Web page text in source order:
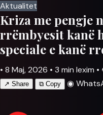
Aktualitet
Kriza me pengje
rrëmbyesit kanë
speciale e kanë
• 8 Maj, 2026 • 3 min lexim •
↗ Share ⧉ Copy ◉